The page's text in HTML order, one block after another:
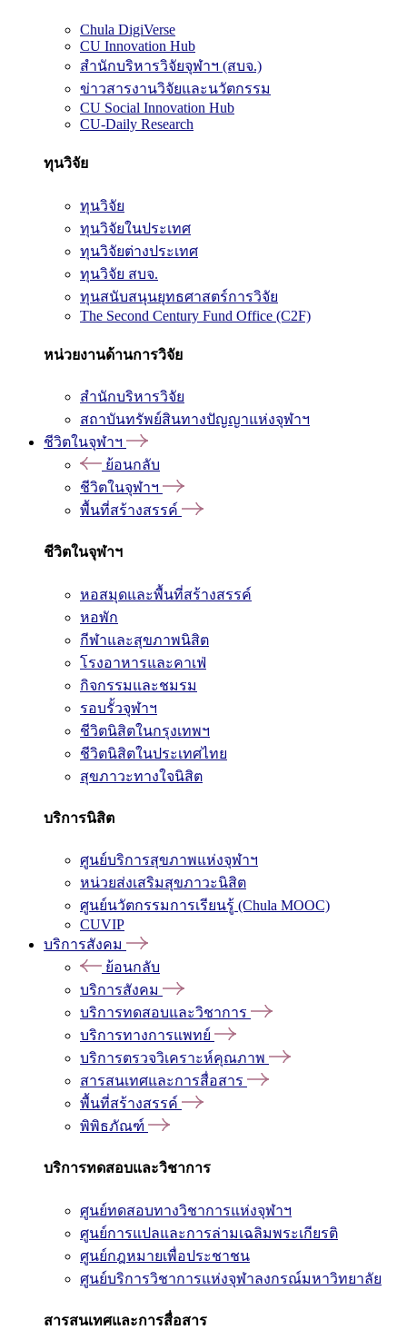
Chula DigiVerse
CU Innovation Hub
สำนักบริหารวิจัยจุฬาฯ (สบจ.)
ข่าวสารงานวิจัยและนวัตกรรม
CU Social Innovation Hub
CU-Daily Research
ทุนวิจัย
ทุนวิจัย
ทุนวิจัยในประเทศ
ทุนวิจัยต่างประเทศ
ทุนวิจัย สบจ.
ทุนสนับสนุนยุทธศาสตร์การวิจัย
The Second Century Fund Office (C2F)
หน่วยงานด้านการวิจัย
สำนักบริหารวิจัย
สถาบันทรัพย์สินทางปัญญาแห่งจุฬาฯ
ชีวิตในจุฬาฯ
ย้อนกลับ
ชีวิตในจุฬาฯ
พื้นที่สร้างสรรค์
ชีวิตในจุฬาฯ
หอสมุดและพื้นที่สร้างสรรค์
หอพัก
กีฬาและสุขภาพนิสิต
โรงอาหารและคาเฟ่
กิจกรรมและชมรม
รอบรั้วจุฬาฯ
ชีวิตนิสิตในกรุงเทพฯ
ชีวิตนิสิตในประเทศไทย
สุขภาวะทางใจนิสิต
บริการนิสิต
ศูนย์บริการสุขภาพแห่งจุฬาฯ
หน่วยส่งเสริมสุขภาวะนิสิต
ศูนย์นวัตกรรมการเรียนรู้ (Chula MOOC)
CUVIP
บริการสังคม
ย้อนกลับ
บริการสังคม
บริการทดสอบและวิชาการ
บริการทางการแพทย์
บริการตรวจวิเคราะห์คุณภาพ
สารสนเทศและการสื่อสาร
พื้นที่สร้างสรรค์
พิพิธภัณฑ์
บริการทดสอบและวิชาการ
ศูนย์ทดสอบทางวิชาการแห่งจุฬาฯ
ศูนย์การแปลและการล่ามเฉลิมพระเกียรติ
ศูนย์กฎหมายเพื่อประชาชน
ศูนย์บริการวิชาการแห่งจุฬาลงกรณ์มหาวิทยาลัย
สารสนเทศและการสื่อสาร